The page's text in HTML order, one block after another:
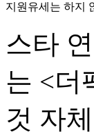
지원유세는 하지
스타
는 <더
것 자